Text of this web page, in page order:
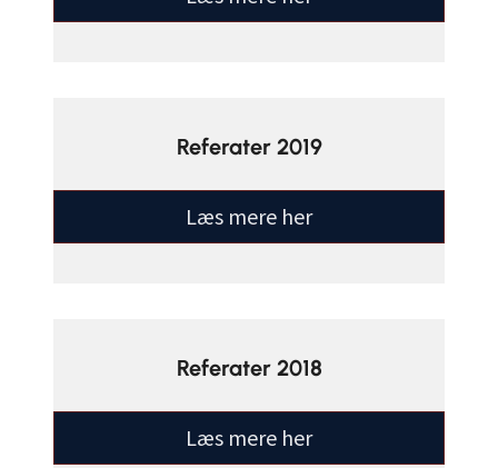
Referater 2019
Læs mere her
Referater 2018
Læs mere her